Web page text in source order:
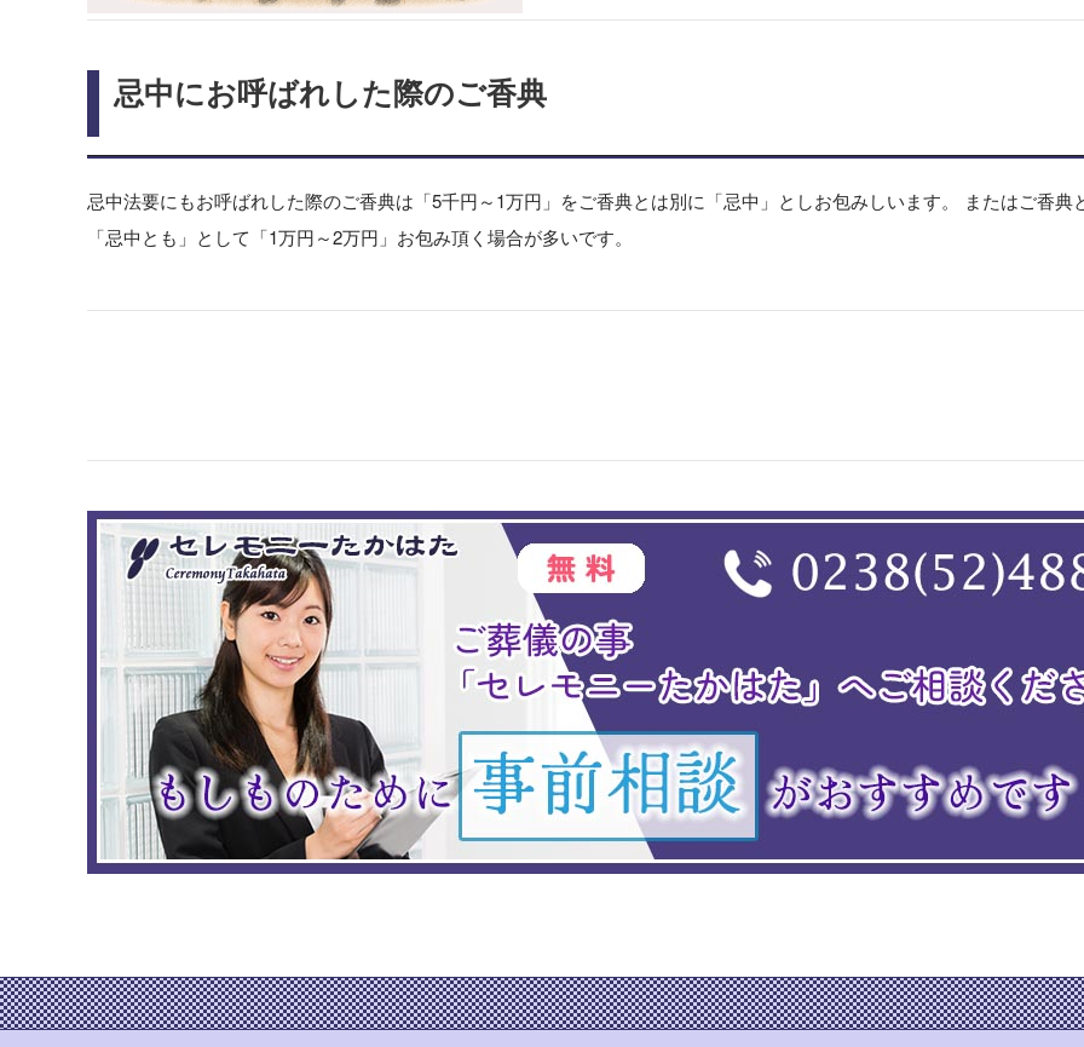
忌中にお呼ばれした際のご香典
忌中法要にもお呼ばれした際のご香典は「5千円～1万円」をご香典とは別に「忌中」としお包みしいます。 またはご香典
「忌中とも」として「1万円～2万円」お包み頂く場合が多いです。